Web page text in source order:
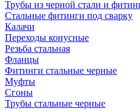
Трубы из черной стали и
Стальные фитинги под сварку
Калачи
Переходы конусные
Резьба стальная
Фланцы
Фитинги стальные черные
Муфты
Сгоны
Трубы стальные черные